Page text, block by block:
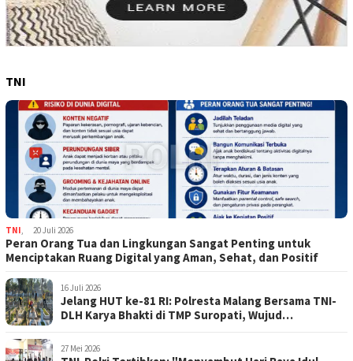
TNI
TNI 20 Juli 2026
Peran Orang Tua dan Lingkungan Sangat Penting untuk
Menciptakan Ruang Digital yang Aman, Sehat, dan Positif
16 Juli 2026
Jelang HUT ke-81 RI: Polresta Malang Bersama TNI-
DLH Karya Bhakti di TMP Suropati, Wujud
27 Mei 2026